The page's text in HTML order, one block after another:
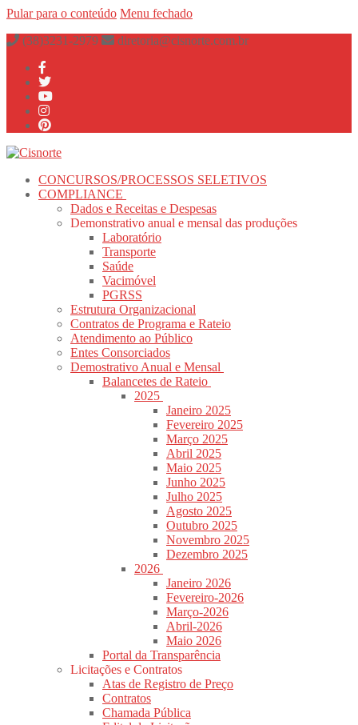
Pular para o conteúdo Menu fechado
(38)3231-2979
diretoria@cisnorte.com.br
CONCURSOS/PROCESSOS SELETIVOS
COMPLIANCE
Dados e Receitas e Despesas
Demonstrativo anual e mensal das produções
Laboratório
Transporte
Saúde
Vacimóvel
PGRSS
Estrutura Organizacional
Contratos de Programa e Rateio
Atendimento ao Público
Entes Consorciados
Demostrativo Anual e Mensal
Balancetes de Rateio
2025
Janeiro 2025
Fevereiro 2025
Março 2025
Abril 2025
Maio 2025
Junho 2025
Julho 2025
Agosto 2025
Outubro 2025
Novembro 2025
Dezembro 2025
2026
Janeiro 2026
Fevereiro-2026
Março-2026
Abril-2026
Maio 2026
Portal da Transparência
Licitações e Contratos
Atas de Registro de Preço
Contratos
Chamada Pública